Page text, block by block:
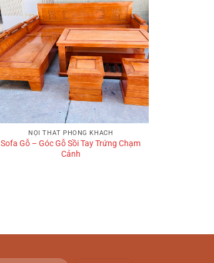
+
NỘI THẤT PHÒNG KHÁCH
Sofa Gỗ – Góc Gỗ Sồi Tay Trứng Chạm
Cảnh